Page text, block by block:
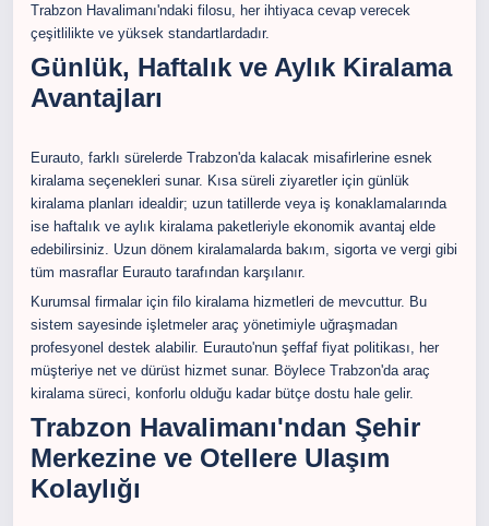
Trabzon Havalimanı'ndaki filosu, her ihtiyaca cevap verecek
çeşitlilikte ve yüksek standartlardadır.
Günlük, Haftalık ve Aylık Kiralama
Avantajları
Eurauto, farklı sürelerde Trabzon'da kalacak misafirlerine esnek
kiralama seçenekleri sunar. Kısa süreli ziyaretler için günlük
kiralama planları idealdir; uzun tatillerde veya iş konaklamalarında
ise haftalık ve aylık kiralama paketleriyle ekonomik avantaj elde
edebilirsiniz. Uzun dönem kiralamalarda bakım, sigorta ve vergi gibi
tüm masraflar Eurauto tarafından karşılanır.
Kurumsal firmalar için filo kiralama hizmetleri de mevcuttur. Bu
sistem sayesinde işletmeler araç yönetimiyle uğraşmadan
profesyonel destek alabilir. Eurauto'nun şeffaf fiyat politikası, her
müşteriye net ve dürüst hizmet sunar. Böylece Trabzon'da araç
kiralama süreci, konforlu olduğu kadar bütçe dostu hale gelir.
Trabzon Havalimanı'ndan Şehir
Merkezine ve Otellere Ulaşım
Kolaylığı